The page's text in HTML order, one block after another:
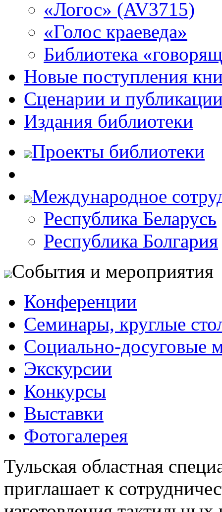
«Логос» (AV3715)
«Голос краеведа»
Библиотека
Новые поступления
Сценарии и
Издания библиотеки
Проекты библиотеки
Международное
Республика Беларусь
Республика Болгария
События и мероприятия
Конференции
Семинары, круглые
Социально-досуговые
Экскурсии
Конкурсы
Выставки
Фотогалерея
Тульская областная
приглашает к